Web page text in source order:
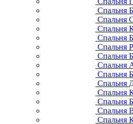
Спальня
Спальня
Спальня
Спальня
Спальня
Спальня
Спальня
Спальня
Спальня
Спальня
Спальня
Спальня
Спальня